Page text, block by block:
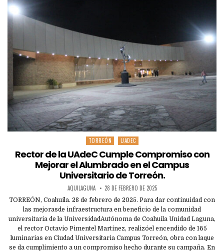
Posted
in
TORREÓN UADEC
Rector de la UAdeC Cumple Compromiso con
Mejorar el Alumbrado en el Campus
Universitario de Torreón.
AQUILAGUNA 28 DE FEBRERO DE 2025
TORREÓN, Coahuila. 28 de febrero de 2025. Para dar continuidad con
las mejorasde infraestructura en beneficio de la comunidad
universitaria de la UniversidadAutónoma de Coahuila Unidad Laguna,
el rector Octavio Pimentel Martínez, realizóel encendido de 165
luminarias en Ciudad Universitaria Campus Torreón, obra con laque
se da cumplimiento a un compromiso hecho durante su campaña. En